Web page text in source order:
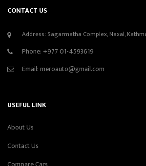
CONTACT US
Address: Sagarmatha Complex, Naxal,
Phone: +977 01-4593619
Email:meroauto@gmail.com
USEFUL LINK
About Us
Contact Us